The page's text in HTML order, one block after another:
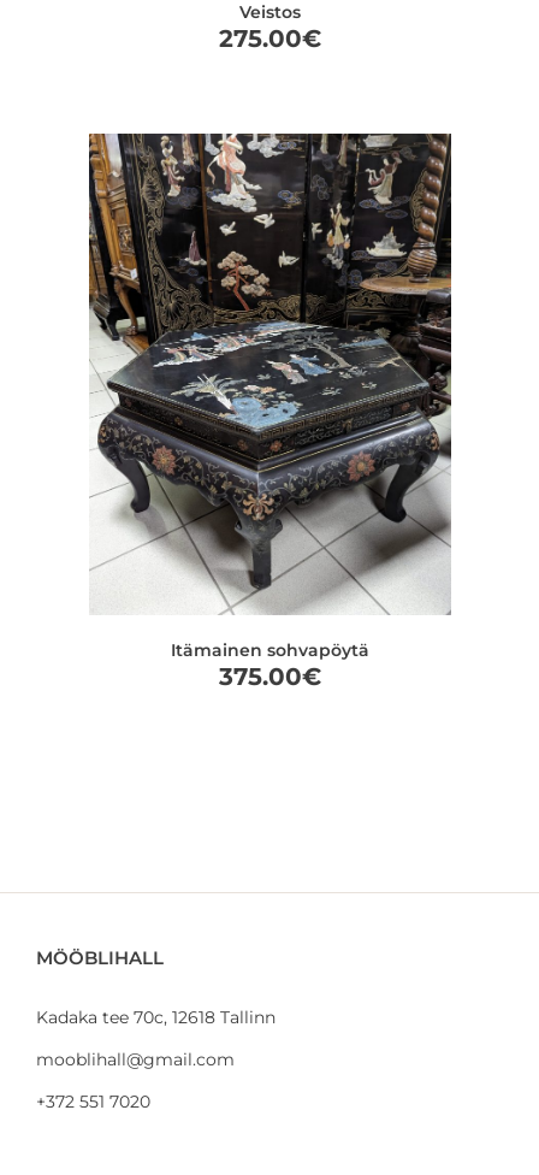
Veistos
275.00€
Itämainen sohvapöytä
375.00€
MÖÖBLIHALL
Kadaka tee 70c, 12618 Tallinn
mooblihall@gmail.com
+372 551 7020